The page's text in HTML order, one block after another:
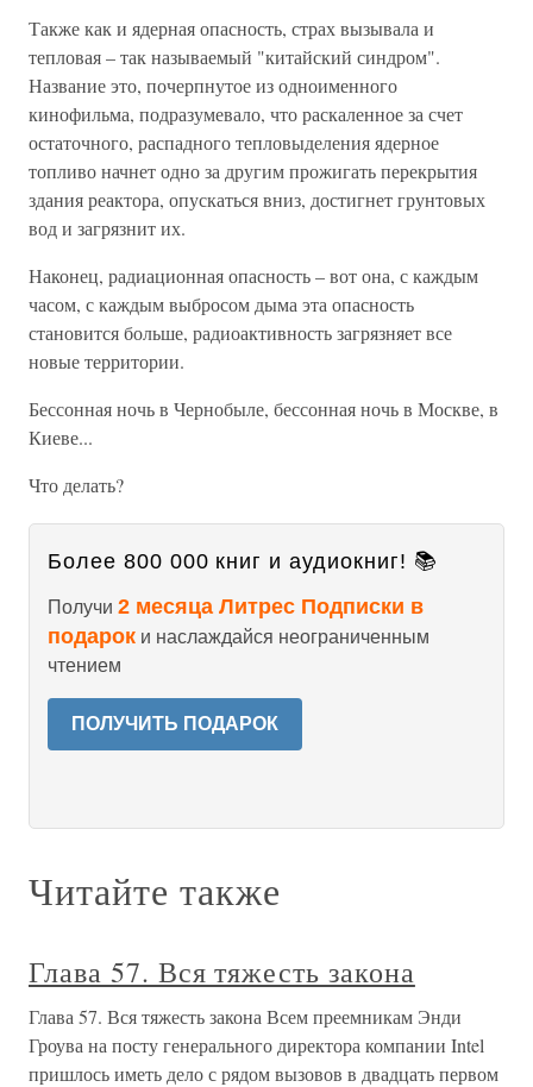
Также как и ядерная опасность, страх вызывала и
тепловая – так называемый "китайский синдром".
Название это, почерпнутое из одноименного
кинофильма, подразумевало, что раскаленное за счет
остаточного, распадного тепловыделения ядерное
топливо начнет одно за другим прожигать перекрытия
здания реактора, опускаться вниз, достигнет грунтовых
вод и загрязнит их.
Наконец, радиационная опасность – вот она, с каждым
часом, с каждым выбросом дыма эта опасность
становится больше, радиоактивность загрязняет все
новые территории.
Бессонная ночь в Чернобыле, бессонная ночь в Москве, в
Киеве...
Что делать?
Более 800 000 книг и аудиокниг! 📚
Получи 2 месяца Литрес Подписки в
подарок и наслаждайся неограниченным
чтением
ПОЛУЧИТЬ ПОДАРОК
Читайте также
Глава 57. Вся тяжесть закона
Глава 57. Вся тяжесть закона Всем преемникам Энди
Гроува на посту генерального директора компании Intel
пришлось иметь дело с рядом вызовов в двадцать первом